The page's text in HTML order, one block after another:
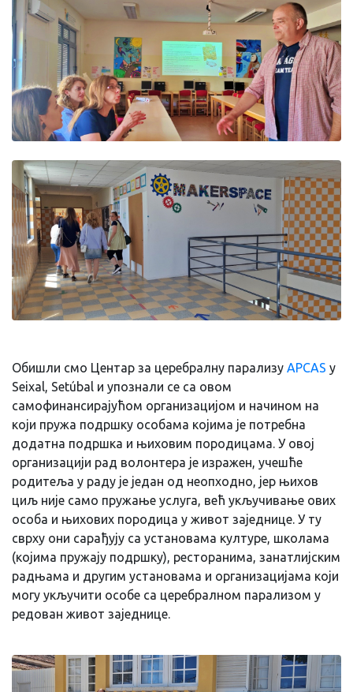
Обишли смо Центар за церебралну парализу APCAS у
Seixal, Setúbal и упознали се са овом
самофинансирајућом организацијом и начином на
који пружа подршку особама којима је потребна
додатна подршка и њиховим породицама. У овој
организацији рад волонтера је изражен, учешће
родитеља у раду је један од неопходно, јер њихов
циљ није само пружање услуга, већ укључивање ових
особа и њихових породица у живот заједнице. У ту
сврху они сарађују са установама културе, школама
(којима пружају подршку), ресторанима, занатлијским
радњама и другим установама и организацијама који
могу укључити особе са церебралном парализом у
редован живот заједнице.